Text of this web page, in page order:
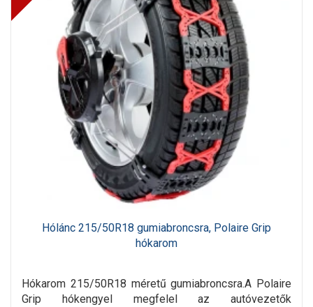
Hólánc 215/50R18 gumiabroncsra, Polaire Grip
hókarom
Hókarom 215/50R18 méretű gumiabroncsra.A Polaire
Grip hókengyel megfelel az autóvezetők